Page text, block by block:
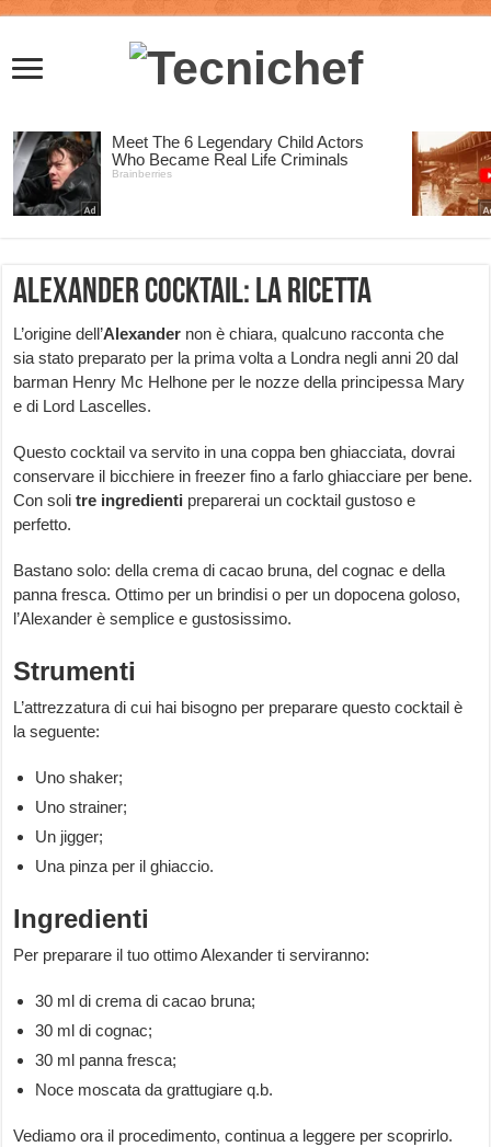
Alexander cocktail: la ricetta
L’origine dell’Alexander non è chiara, qualcuno racconta che
sia stato preparato per la prima volta a Londra negli anni 20 dal
barman Henry Mc Helhone per le nozze della principessa Mary
e di Lord Lascelles.
Questo cocktail va servito in una coppa ben ghiacciata, dovrai
conservare il bicchiere in freezer fino a farlo ghiacciare per bene.
Con solitre ingredienti preparerai un cocktail gustoso e
perfetto.
Bastano solo: della crema di cacao bruna, del cognac e della
panna fresca. Ottimo per un brindisi o per un dopocena goloso,
l’Alexander è semplice e gustosissimo.
Strumenti
L’attrezzatura di cui hai bisogno per preparare questo cocktail è
la seguente:
Uno shaker;
Uno strainer;
Un jigger;
Una pinza per il ghiaccio.
Ingredienti
Per preparare il tuo ottimo Alexander ti serviranno:
30 ml di crema di cacao bruna;
30 ml di cognac;
30 ml panna fresca;
Noce moscata da grattugiare q.b.
Vediamo ora il procedimento, continua a leggere per scoprirlo.